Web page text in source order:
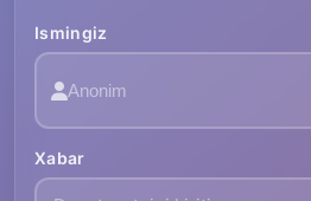
Ismingiz
Xabar